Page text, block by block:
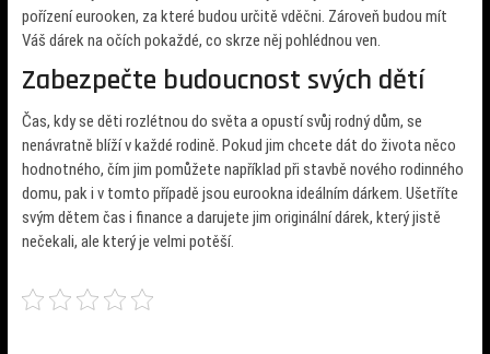
pořízeníeurooken, za které budou určitě vděčni. Zároveň budou mít
Váš dárek na očích pokaždé, co skrze něj pohlédnou ven.
Zabezpečte budoucnost svých dětí
Čas, kdy se děti rozlétnou do světa a opustí svůj rodný dům, se
nenávratně blíží v každé rodině. Pokud jim chcete dát do života něco
hodnotného, čím jim pomůžete například při stavbě nového rodinného
domu, pak i v tomto případě jsou eurookna ideálním dárkem. Ušetříte
svým dětem čas i finance a darujete jim originální dárek, který jistě
nečekali, ale který je velmi potěší.